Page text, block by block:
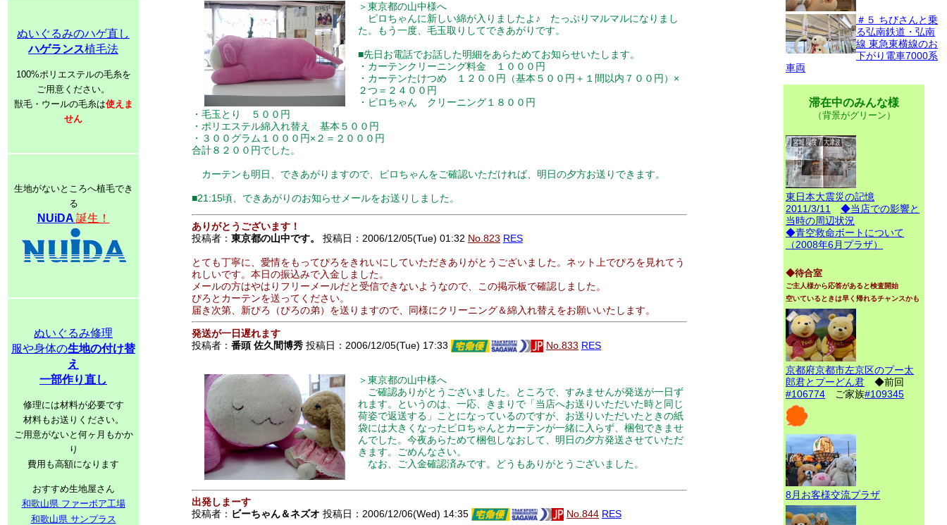
ぬいぐるみのハゲ直し
ハゲランス植毛法
100%ポリエステルの毛糸を
ご用意ください。
獣毛・ウールの毛糸は使えま
せん
生地がないところへ植毛でき
る
NUiDA 誕生！
ぬいぐるみ修理
服や身体の生地の付け替
え
一部作り直し
修理には材料が必要です
材料もお送りください。
ご用意がないと何ヶ月もかか
り
費用も高額になります
おすすめ生地屋さん
和歌山県 ファーボア工場
和歌山県 サンプラス
＞東京都の山中様へ
ピロちゃんに新しい綿が入りましたよ♪ たっぷりマルマルになりまし
た。もう一度、毛玉取りしてできあがりです。
■先日お電話でお話した明細をあらためてお知らせいたします。
・カーテンクリーニング料金 １０００円
・カーテンたけつめ １２００円（基本５００円＋１間以内７００円）×
２つ＝２４００円
・ピロちゃん クリーニング１８００円
・毛玉とり ５００円
・ポリエステル綿入れ替え 基本５００円
・３００グラム１０００円×２＝２０００円
合計８２００円でした。
カーテンも明日、できあがりますので、ピロちゃんをご確認いただければ、明日の夕方お送りできます。
■21:15頃、できあがりのお知らせメールをお送りしました。
ありがとうございます！
投稿者： 東京都の山中です。 投稿日：2006/12/05(Tue) 01:32 No.823 RES
とても丁寧に、愛情をもってぴろをきれいにしていただきありがとうございました。ネット上でぴろを見れてう
れしいです。本日の振込みで入金しました。
メールの方はやはりフリーメールだと受信できないようなので、この掲示板で確認しました。
ぴろとカーテンを送ってください。
届き次第、新ぴろ（ぴろの弟）を送りますので、同様にクリーニング＆綿入れ替えをお願いいたします。
発送が一日遅れます
投稿者： 番頭 佐久間博秀 投稿日：2006/12/05(Tue) 17:33 No.833 RES
＞東京都の山中様へ
ご確認ありがとうございました。ところで、すみませんが発送が一日ず
れます。というのは、一応、きまりで「当店へお送りいただいた時と同じ
荷姿で返送する」ことになっているのですが、お送りいただいたときの紙
袋には大きくなったピロちゃんとカーテンが一緒に入らず、梱包できませ
んでした。今夜あらためて梱包しなおして、明日の夕方発送させていただ
きます。ごめんなさい。
なお、ご入金確認済みです。どうもありがとうございました。
出発しまーす
投稿者： ビーちゃん＆ネズオ 投稿日：2006/12/06(Wed) 14:35 No.844 RES
＃５ ちびさんと乗
る弘南鉄道・弘南
線 東急東横線のお
下がり電車7000系
車両
滞在中のみんな様
（背景がグリーン）
東日本大震災の記憶
2011/3/11
◆当店での影響と
当時の周辺状況
◆青空救命ボートについて
（2008年6月プラザ）
◆待合室
ご主人様から応答があると検査開始
空いているときは早く帰れるチャンスかも
京都府京都市左京区のプー太
郎君とプーどん君 ◆前回
#106774 ご家族#109345
8月お客様交流プラザ